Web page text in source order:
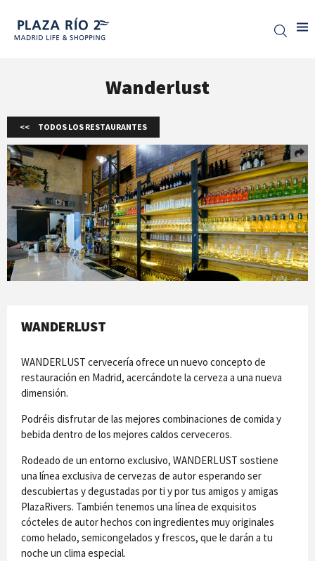
Plaza Rio 2
Wanderlust
TODOS LOS RESTAURANTES
WANDERLUST
WANDERLUST cervecería ofrece un nuevo concepto de
restauración en Madrid, acercándote la cerveza a una nueva
dimensión.
Podréis disfrutar de las mejores combinaciones de comida y
bebida dentro de los mejores caldos cerveceros.
Rodeado de un entorno exclusivo, WANDERLUST sostiene
una línea exclusiva de cervezas de autor esperando ser
descubiertas y degustadas por ti y por tus amigos y amigas
PlazaRivers. También tenemos una línea de exquisitos
cócteles de autor hechos con ingredientes muy originales
como helado, semicongelados y frescos, que le darán a tu
noche un clima especial.